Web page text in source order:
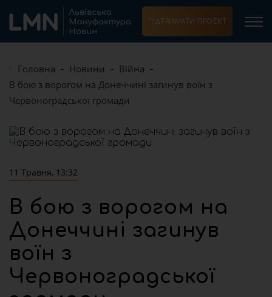
ПІДТРИМАТИ ПРОЕКТ
Головна Новини
Війна
В бою з ворогом на Донеччині загинув воїн з
Червоноградської громади
11 Травня, 13:32
В бою з ворогом на
Донеччині загинув
воїн з
Червоноградської